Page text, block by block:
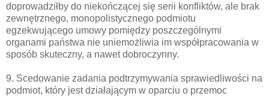
doprowadziłby do niekończącej się serii konfliktów, ale brak
zewnętrznego, monopolistycznego podmiotu
egzekwującego umowy pomiędzy poszczególnymi
organami państwa nie uniemożliwia im współpracowania w
sposób skuteczny, a nawet dobroczynny.
9. Scedowanie zadania podtrzymywania sprawiedliwości na
podmiot, który jest działającym w oparciu o przemoc